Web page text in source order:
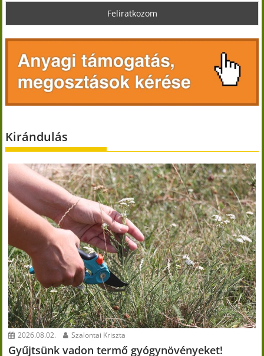
Kirándulás
2026.08.02. Szalontai Kriszta
Gyűjtsünk vadon termő gyógynövényeket!